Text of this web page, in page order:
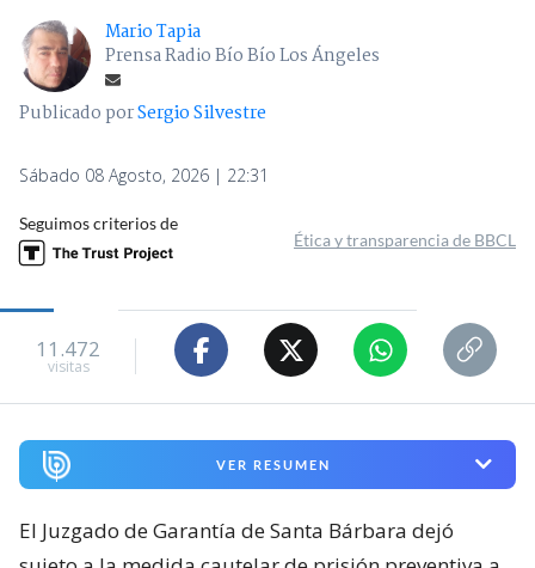
Mario Tapia
Prensa Radio Bío Bío Los Ángeles
Publicado porSergio Silvestre
Sábado 08 Agosto, 2026 | 22:31
Seguimos criterios de
Ética y transparencia de BBCL
11.472
visitas
VER RESUMEN
El Juzgado de Garantía de Santa Bárbara dejó